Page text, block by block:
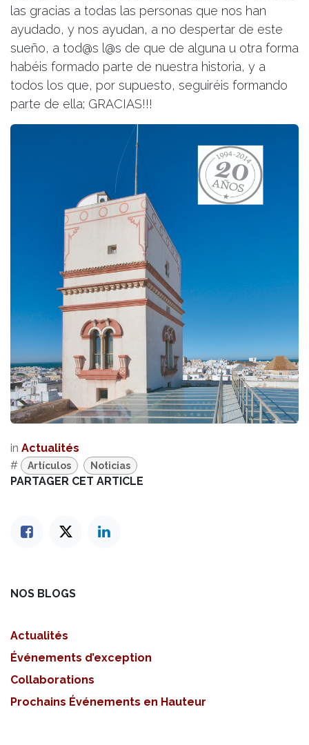
las gracias a todas las personas que nos han
ayudado, y nos ayudan, a no despertar de este
sueño, a tod@s l@s de que de alguna u otra forma
habéis formado parte de nuestra historia, y a
todos los que, por supuesto, seguiréis formando
parte de ella; GRACIAS!!!
in Actualités
#
Artículos Noticias
PARTAGER CET ARTICLE
NOS BLOGS
Actualités
Événements d’exception
Collaborations
Prochains Événements en Hauteur